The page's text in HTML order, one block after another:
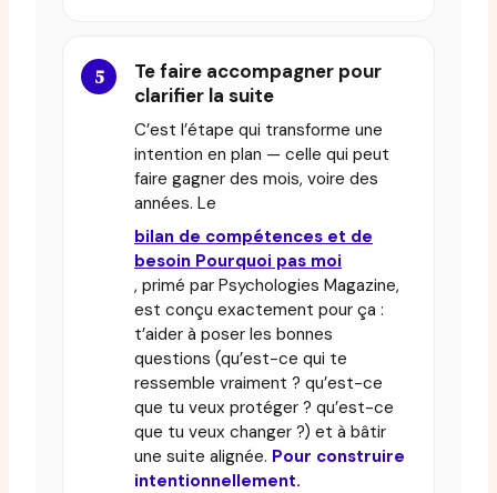
Te faire accompagner pour
clarifier la suite
C’est l’étape qui transforme une
intention en plan — celle qui peut
faire gagner des mois, voire des
années. Le
bilan de compétences et de
besoin Pourquoi pas moi
, primé par Psychologies Magazine,
est conçu exactement pour ça :
t’aider à poser les bonnes
questions (qu’est-ce qui te
ressemble vraiment ? qu’est-ce
que tu veux protéger ? qu’est-ce
que tu veux changer ?) et à bâtir
une suite alignée. Pour construire
intentionnellement.